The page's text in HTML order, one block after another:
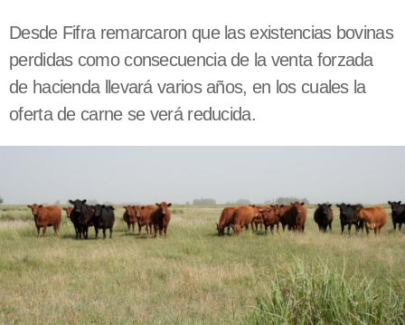
Desde Fifra remarcaron que las existencias bovinas
perdidas como consecuencia de la venta forzada
de hacienda llevará varios años, en los cuales la
oferta de carne se verá reducida.